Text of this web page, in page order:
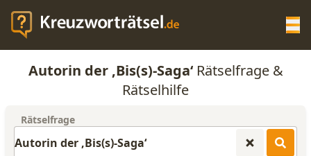
KREUZWORTRÄTSEL-HILFE
Autorin der ‚Bis(s)-Saga‘Rätselfrage &
Rätselhilfe
Rätselfrage